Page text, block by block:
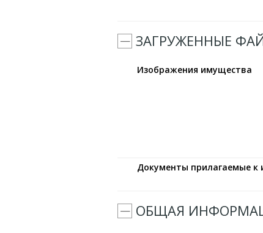
ЗАГРУЖЕННЫЕ
Изображения имущества
Документы прилагаемые к
ОБЩАЯ